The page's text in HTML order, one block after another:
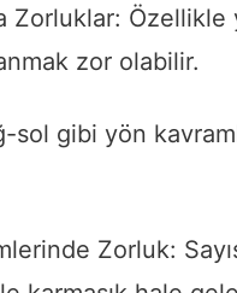
Zorluklar:
zor olabilir.
sol gibi yön
Zorluk: